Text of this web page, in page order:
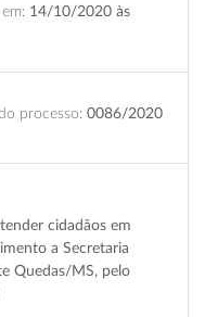
14/10/2020 às
processo: 0086/2020
cidadãos em
a Secretaria
Quedas/MS, pelo